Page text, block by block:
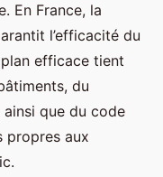
En France, la
l’efficacité du
efficace tient
du
ainsi que du code
propres aux